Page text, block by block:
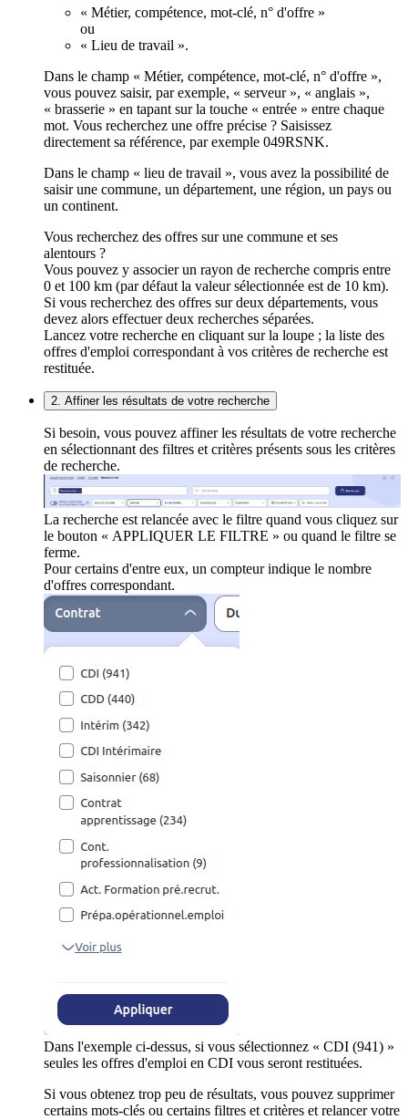
« Métier, compétence, mot-clé, n° d'offre »
ou
« Lieu de travail ».
Dans le champ « Métier, compétence, mot-clé, n° d'offre »,
vous pouvez saisir, par exemple, « serveur », « anglais »,
« brasserie » en tapant sur la touche « entrée » entre chaque
mot. Vous recherchez une offre précise ? Saisissez
directement sa référence, par exemple 049RSNK.
Dans le champ « lieu de travail », vous avez la possibilité de
saisir une commune, un département, une région, un pays ou
un continent.
Vous recherchez des offres sur une commune et ses
alentours ?
Vous pouvez y associer un rayon de recherche compris entre
0 et 100 km (par défaut la valeur sélectionnée est de 10 km).
Si vous recherchez des offres sur deux départements, vous
devez alors effectuer deux recherches séparées.
Lancez votre recherche en cliquant sur la loupe ; la liste des
offres d'emploi correspondant à vos critères de recherche est
restituée.
2. Affiner les résultats de votre recherche
Si besoin, vous pouvez affiner les résultats de votre recherche
en sélectionnant des filtres et critères présents sous les critères
de recherche.
La recherche est relancée avec le filtre quand vous cliquez sur
le bouton « APPLIQUER LE FILTRE » ou quand le filtre se
ferme.
Pour certains d'entre eux, un compteur indique le nombre
d'offres correspondant.
Dans l'exemple ci-dessus, si vous sélectionnez « CDI (941) »
seules les offres d'emploi en CDI vous seront restituées.
Si vous obtenez trop peu de résultats, vous pouvez supprimer
certains mots-clés ou certains filtres et critères et relancer votre